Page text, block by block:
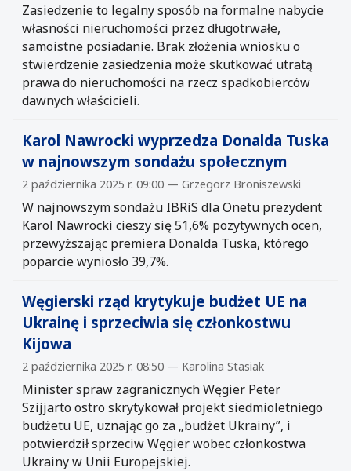
Zasiedzenie to legalny sposób na formalne nabycie
własności nieruchomości przez długotrwałe,
samoistne posiadanie. Brak złożenia wniosku o
stwierdzenie zasiedzenia może skutkować utratą
prawa do nieruchomości na rzecz spadkobierców
dawnych właścicieli.
Karol Nawrocki wyprzedza Donalda Tuska
w najnowszym sondażu społecznym
2 października 2025 r. 09:00 — Grzegorz Broniszewski
W najnowszym sondażu IBRiS dla Onetu prezydent
Karol Nawrocki cieszy się 51,6% pozytywnych ocen,
przewyższając premiera Donalda Tuska, którego
poparcie wyniosło 39,7%.
Węgierski rząd krytykuje budżet UE na
Ukrainę i sprzeciwia się członkostwu
Kijowa
2 października 2025 r. 08:50 — Karolina Stasiak
Minister spraw zagranicznych Węgier Peter
Szijjarto ostro skrytykował projekt siedmioletniego
budżetu UE, uznając go za „budżet Ukrainy”, i
potwierdził sprzeciw Węgier wobec członkostwa
Ukrainy w Unii Europejskiej.